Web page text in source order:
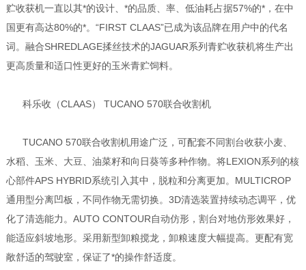
贮收获机一直以其*的设计、*的品质、率、低油耗占据57%的*，在中
国更有高达80%的*。“FIRST CLAAS”已成为该品牌在用户中的代名
词。融合SHREDLAGE揉丝技术的JAGUAR系列青贮收获机将生产出
更高质量和适口性更好的玉米青贮饲料。
科乐收（CLAAS） TUCANO 570联合收割机
TUCANO 570联合收割机用途广泛，可配套不同割台收获小麦、
水稻、玉米、大豆、油菜籽和向日葵等多种作物。将LEXION系列的核
心部件APS HYBRID系统引入其中，脱粒和分离更加。MULTICROP
通用型分离凹板，不同作物无需切换。3D清选装置持续动态调平，优
化了清选能力。AUTO CONTOUR自动仿形，割台对地仿形效果好，
能适应斜坡地形。采用新型卸粮搅龙，卸粮速度大幅提高。更配有宽
敞舒适的驾驶室，保证了*的操作舒适度。